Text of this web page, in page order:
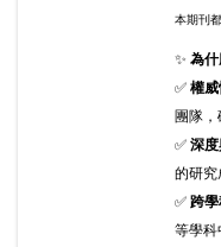
本期刊
✨ 為
✅ 權
團隊，
✅ 深
的研究
✅ 跨學
等學科